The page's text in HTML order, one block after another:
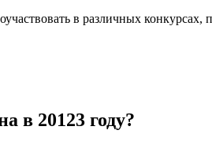
в различных
в 20123 году?